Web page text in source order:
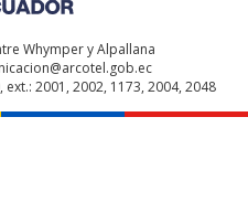
Whymper y Alpallana
2001, 2002, 1173, 2004, 2048